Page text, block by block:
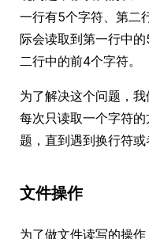
一行有5个字符、第二
际会读取到第一行中
二行中的前4个字符。
为了解决这个问题，
每次只读取一个字符
题，直到遇到换行符或
文件操作
为了做文件读写的操